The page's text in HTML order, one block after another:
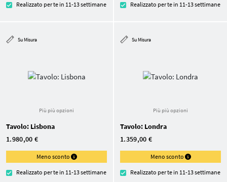
Realizzato per te in 11-13 settimane Realizzato per te in 11-13 settimane
Su Misura
Più più opzioni
Tavolo: Lisbona
1.980,00 €
Meno sconto
Realizzato per te in 11-13 settimane
Su Misura
Più più opzioni
Tavolo: Londra
1.359,00 €
Meno sconto
Realizzato per te in 11-13 settimane